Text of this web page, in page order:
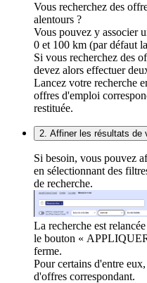
Vous recherchez des
alentours ?
Vous pouvez y associer
0 et 100 km (par défaut
Si vous recherchez des
devez alors effectuer
Lancez votre recherche
offres d'emploi
restituée.
2. Affiner les résultats de
Si besoin, vous pouvez
en sélectionnant des
de recherche.
La recherche est
le bouton «
ferme.
Pour certains d'entre
d'offres correspondant.